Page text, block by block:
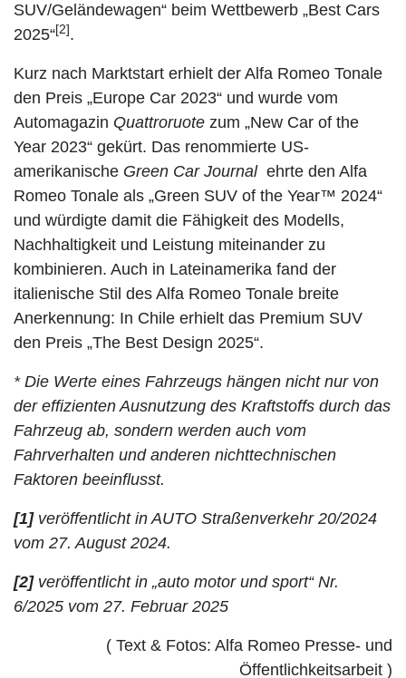
SUV/Geländewagen“ beim Wettbewerb „Best Cars
2025“[2] .
Kurz nach Marktstart erhielt der Alfa Romeo Tonale
den Preis „Europe Car 2023“ und wurde vom
Automagazin Quattroruote zum „New Car of the
Year 2023“ gekürt. Das renommierte US-
amerikanische Green Car Journalehrte den Alfa
Romeo Tonale als „Green SUV of the Year™ 2024“
und würdigte damit die Fähigkeit des Modells,
Nachhaltigkeit und Leistung miteinander zu
kombinieren. Auch in Lateinamerika fand der
italienische Stil des Alfa Romeo Tonale breite
Anerkennung: In Chile erhielt das Premium SUV
den Preis „The Best Design 2025“.
* Die Werte eines Fahrzeugs hängen nicht nur von
der effizienten Ausnutzung des Kraftstoffs durch das
Fahrzeug ab, sondern werden auch vom
Fahrverhalten und anderen nichttechnischen
Faktoren beeinflusst.
[1]veröffentlicht in AUTO Straßenverkehr 20/2024
vom 27. August 2024.
[2]veröffentlicht in „auto motor und sport“ Nr.
6/2025 vom 27. Februar 2025
( Text & Fotos: Alfa Romeo Presse- und
Öffentlichkeitsarbeit )